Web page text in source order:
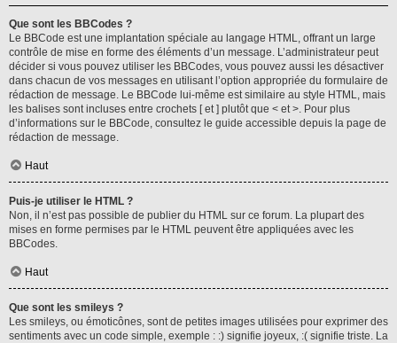
Que sont les BBCodes ?
Le BBCode est une implantation spéciale au langage HTML, offrant un large
contrôle de mise en forme des éléments d’un message. L’administrateur peut
décider si vous pouvez utiliser les BBCodes, vous pouvez aussi les désactiver
dans chacun de vos messages en utilisant l’option appropriée du formulaire de
rédaction de message. Le BBCode lui-même est similaire au style HTML, mais
les balises sont incluses entre crochets [ et ] plutôt que < et >. Pour plus
d’informations sur le BBCode, consultez le guide accessible depuis la page de
rédaction de message.
Haut
Puis-je utiliser le HTML ?
Non, il n’est pas possible de publier du HTML sur ce forum. La plupart des
mises en forme permises par le HTML peuvent être appliquées avec les
BBCodes.
Haut
Que sont les smileys ?
Les smileys, ou émoticônes, sont de petites images utilisées pour exprimer des
sentiments avec un code simple, exemple : :) signifie joyeux, :( signifie triste. La